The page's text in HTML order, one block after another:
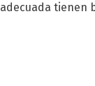
adecuada tienen